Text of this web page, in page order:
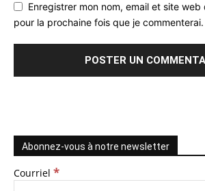
Enregistrer mon nom, email et site
pour la prochaine fois que je commenterai.
Abonnez-vous à notre newsletter
Courriel *